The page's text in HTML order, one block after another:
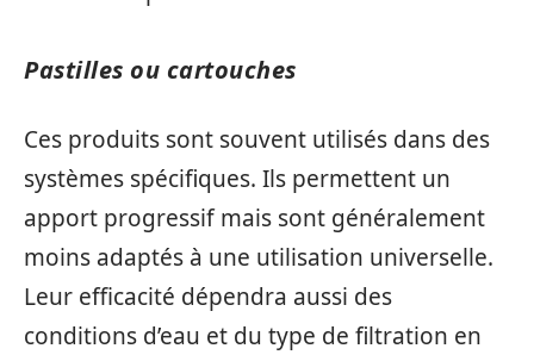
Pastilles ou cartouches
Ces produits sont souvent utilisés dans des
systèmes spécifiques. Ils permettent un
apport progressif mais sont généralement
moins adaptés à une utilisation universelle.
Leur efficacité dépendra aussi des
conditions d’eau et du type de filtration en